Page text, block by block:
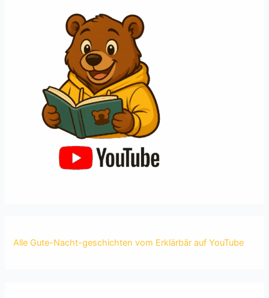
Alle Gute-Nacht-geschichten vom Erklärbär auf YouTube